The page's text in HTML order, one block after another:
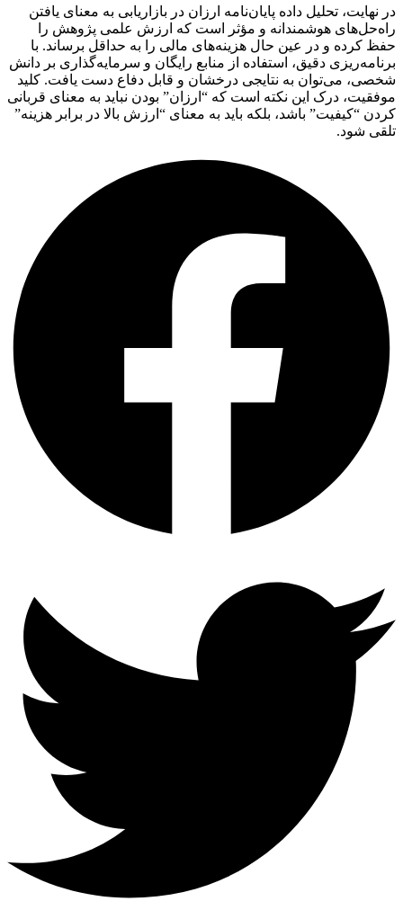
در نهایت، تحلیل داده پایان‌نامه ارزان در بازاریابی به معنای یافتن
راه‌حل‌های هوشمندانه و مؤثر است که ارزش علمی پژوهش را
حفظ کرده و در عین حال هزینه‌های مالی را به حداقل برساند. با
برنامه‌ریزی دقیق، استفاده از منابع رایگان و سرمایه‌گذاری بر دانش
شخصی، می‌توان به نتایجی درخشان و قابل دفاع دست یافت. کلید
موفقیت، درک این نکته است که “ارزان” بودن نباید به معنای قربانی
کردن “کیفیت” باشد، بلکه باید به معنای “ارزش بالا در برابر هزینه”
تلقی شود.